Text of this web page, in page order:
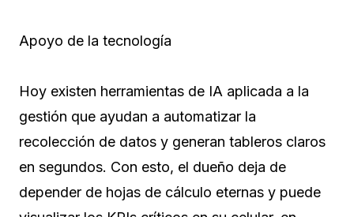
Apoyo de la tecnología
Hoy existen herramientas de IA aplicada a la
gestión que ayudan a automatizar la
recolección de datos y generan tableros claros
en segundos. Con esto, el dueño deja de
depender de hojas de cálculo eternas y puede